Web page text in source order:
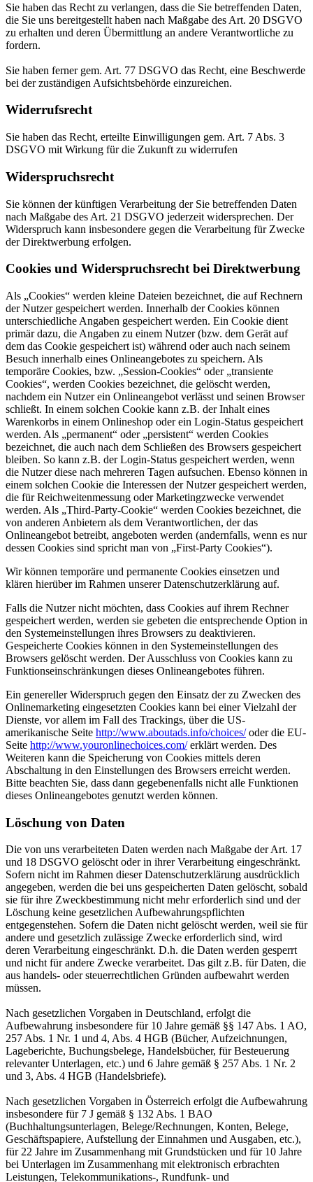
Sie haben das Recht zu verlangen, dass die Sie betreffenden Daten,
die Sie uns bereitgestellt haben nach Maßgabe des Art. 20 DSGVO
zu erhalten und deren Übermittlung an andere Verantwortliche zu
fordern.
Sie haben ferner gem. Art. 77 DSGVO das Recht, eine Beschwerde
bei der zuständigen Aufsichtsbehörde einzureichen.
Widerrufsrecht
Sie haben das Recht, erteilte Einwilligungen gem. Art. 7 Abs. 3
DSGVO mit Wirkung für die Zukunft zu widerrufen
Widerspruchsrecht
Sie können der künftigen Verarbeitung der Sie betreffenden Daten
nach Maßgabe des Art. 21 DSGVO jederzeit widersprechen. Der
Widerspruch kann insbesondere gegen die Verarbeitung für Zwecke
der Direktwerbung erfolgen.
Cookies und Widerspruchsrecht bei Direktwerbung
Als „Cookies“ werden kleine Dateien bezeichnet, die auf Rechnern
der Nutzer gespeichert werden. Innerhalb der Cookies können
unterschiedliche Angaben gespeichert werden. Ein Cookie dient
primär dazu, die Angaben zu einem Nutzer (bzw. dem Gerät auf
dem das Cookie gespeichert ist) während oder auch nach seinem
Besuch innerhalb eines Onlineangebotes zu speichern. Als
temporäre Cookies, bzw. „Session-Cookies“ oder „transiente
Cookies“, werden Cookies bezeichnet, die gelöscht werden,
nachdem ein Nutzer ein Onlineangebot verlässt und seinen Browser
schließt. In einem solchen Cookie kann z.B. der Inhalt eines
Warenkorbs in einem Onlineshop oder ein Login-Status gespeichert
werden. Als „permanent“ oder „persistent“ werden Cookies
bezeichnet, die auch nach dem Schließen des Browsers gespeichert
bleiben. So kann z.B. der Login-Status gespeichert werden, wenn
die Nutzer diese nach mehreren Tagen aufsuchen. Ebenso können in
einem solchen Cookie die Interessen der Nutzer gespeichert werden,
die für Reichweitenmessung oder Marketingzwecke verwendet
werden. Als „Third-Party-Cookie“ werden Cookies bezeichnet, die
von anderen Anbietern als dem Verantwortlichen, der das
Onlineangebot betreibt, angeboten werden (andernfalls, wenn es nur
dessen Cookies sind spricht man von „First-Party Cookies“).
Wir können temporäre und permanente Cookies einsetzen und
klären hierüber im Rahmen unserer Datenschutzerklärung auf.
Falls die Nutzer nicht möchten, dass Cookies auf ihrem Rechner
gespeichert werden, werden sie gebeten die entsprechende Option in
den Systemeinstellungen ihres Browsers zu deaktivieren.
Gespeicherte Cookies können in den Systemeinstellungen des
Browsers gelöscht werden. Der Ausschluss von Cookies kann zu
Funktionseinschränkungen dieses Onlineangebotes führen.
Ein genereller Widerspruch gegen den Einsatz der zu Zwecken des
Onlinemarketing eingesetzten Cookies kann bei einer Vielzahl der
Dienste, vor allem im Fall des Trackings, über die US-
amerikanische Seite http://www.aboutads.info/choices/oder die EU-
Seite http://www.youronlinechoices.com/erklärt werden. Des
Weiteren kann die Speicherung von Cookies mittels deren
Abschaltung in den Einstellungen des Browsers erreicht werden.
Bitte beachten Sie, dass dann gegebenenfalls nicht alle Funktionen
dieses Onlineangebotes genutzt werden können.
Löschung von Daten
Die von uns verarbeiteten Daten werden nach Maßgabe der Art. 17
und 18 DSGVO gelöscht oder in ihrer Verarbeitung eingeschränkt.
Sofern nicht im Rahmen dieser Datenschutzerklärung ausdrücklich
angegeben, werden die bei uns gespeicherten Daten gelöscht, sobald
sie für ihre Zweckbestimmung nicht mehr erforderlich sind und der
Löschung keine gesetzlichen Aufbewahrungspflichten
entgegenstehen. Sofern die Daten nicht gelöscht werden, weil sie für
andere und gesetzlich zulässige Zwecke erforderlich sind, wird
deren Verarbeitung eingeschränkt. D.h. die Daten werden gesperrt
und nicht für andere Zwecke verarbeitet. Das gilt z.B. für Daten, die
aus handels- oder steuerrechtlichen Gründen aufbewahrt werden
müssen.
Nach gesetzlichen Vorgaben in Deutschland, erfolgt die
Aufbewahrung insbesondere für 10 Jahre gemäß §§ 147 Abs. 1 AO,
257 Abs. 1 Nr. 1 und 4, Abs. 4 HGB (Bücher, Aufzeichnungen,
Lageberichte, Buchungsbelege, Handelsbücher, für Besteuerung
relevanter Unterlagen, etc.) und 6 Jahre gemäß § 257 Abs. 1 Nr. 2
und 3, Abs. 4 HGB (Handelsbriefe).
Nach gesetzlichen Vorgaben in Österreich erfolgt die Aufbewahrung
insbesondere für 7 J gemäß § 132 Abs. 1 BAO
(Buchhaltungsunterlagen, Belege/Rechnungen, Konten, Belege,
Geschäftspapiere, Aufstellung der Einnahmen und Ausgaben, etc.),
für 22 Jahre im Zusammenhang mit Grundstücken und für 10 Jahre
bei Unterlagen im Zusammenhang mit elektronisch erbrachten
Leistungen, Telekommunikations-, Rundfunk- und